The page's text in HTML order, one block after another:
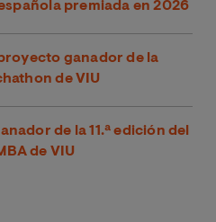
premiada en 2026
ganador de la
de VIU
de la 11.ª edición del
de VIU